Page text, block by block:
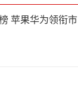
苹果华为领衔市